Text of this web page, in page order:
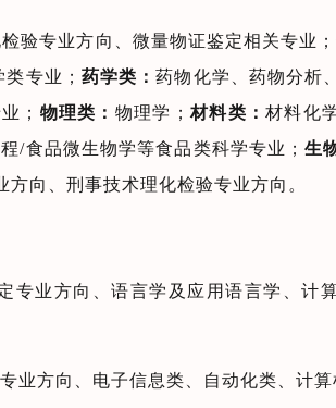
验专业方向、微量物证鉴定相关专业；
专业； 药学类：药物化学、药物分析
； 物理类： 物理学；材料类：材料化
/食品微生物学等食品类科学专业；生
向、刑事技术理化检验专业方向。
专业方向、语言学及应用语言学、计
业方向、电子信息类、自动化类、计算